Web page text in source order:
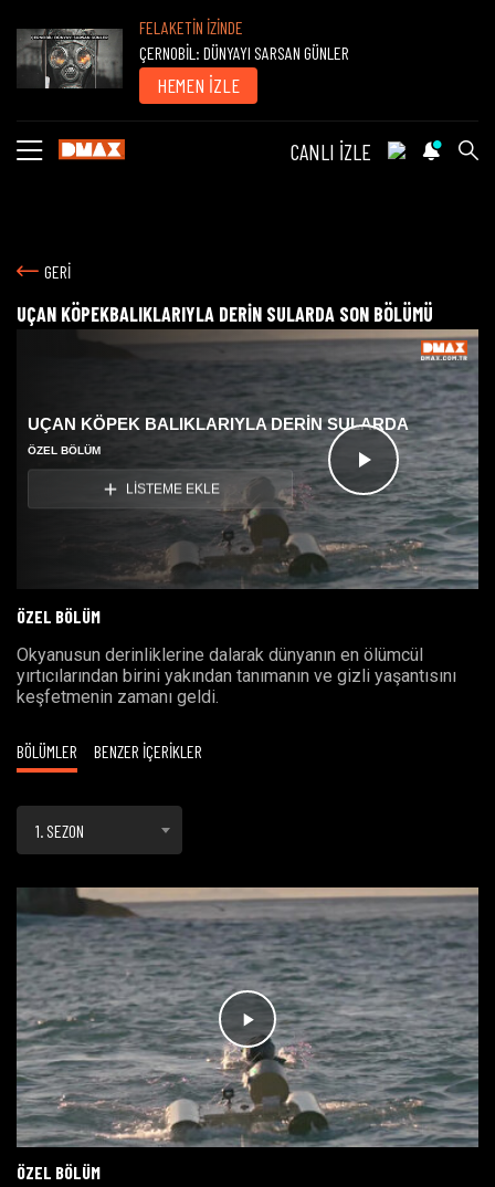
FELAKETİN İZİNDE
ÇERNOBİL: DÜNYAYI SARSAN GÜNLER
HEMEN İZLE
CANLI İZLE
GERİ
UÇAN KÖPEKBALIKLARIYLA DERİN SULARDA SON BÖLÜMÜ
Videoyu
Oynat
UÇAN KÖPEK BALIKLARIYLA DERİN SULARDA
ÖZEL BÖLÜM
LİSTEME EKLE
ÖZEL BÖLÜM
Okyanusun derinliklerine dalarak dünyanın en ölümcül
yırtıcılarından birini yakından tanımanın ve gizli yaşantısını
keşfetmenin zamanı geldi.
BÖLÜMLER BENZER İÇERİKLER
1. SEZON
ÖZEL BÖLÜM